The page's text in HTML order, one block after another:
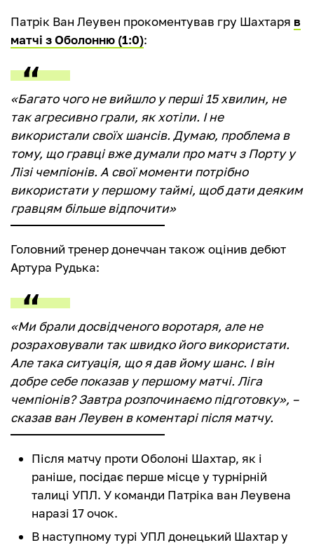
Патрік Ван Леувен прокоментував гру Шахтаря в
матчі з Оболонню (1:0):
«Багато чого не вийшло у перші 15 хвилин, не
так агресивно грали, як хотіли. І не
використали своїх шансів. Думаю, проблема в
тому, що гравці вже думали про матч з Порту у
Лізі чемпіонів. А свої моменти потрібно
використати у першому таймі, щоб дати деяким
гравцям більше відпочити»
Головний тренер донеччан також оцінив дебют
Артура Рудька:
«Ми брали досвідченого воротаря, але не
розраховували так швидко його використати.
Але така ситуація, що я дав йому шанс. І він
добре себе показав у першому матчі. Ліга
чемпіонів? Завтра розпочинаємо підготовку», –
сказав ван Леувен в коментарі після матчу.
Після матчу проти Оболоні Шахтар, як і
раніше, посідає перше місце у турнірній
талиці УПЛ. У команди Патріка ван Леувена
наразі 17 очок.
В наступному турі УПЛ донецький Шахтар у